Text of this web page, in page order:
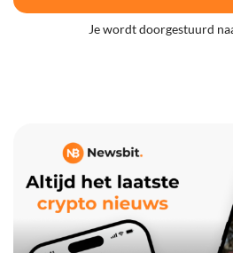
Je wordt doorgestuurd